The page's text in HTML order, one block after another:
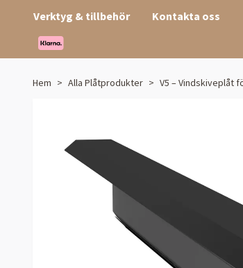
Verktyg & tillbehör Kontakta oss
Hem Alla Plåtprodukter V5 – Vindskiveplåt